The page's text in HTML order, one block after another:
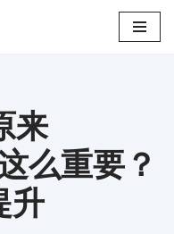
来
么重要？
升